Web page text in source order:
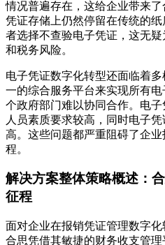
情况普遍存在，这给企业带来
凭证存储上仍然停留在传统的
者选择不查验电子凭证，这无
和税务风险。
电子凭证数字化转型还面临着
一的综合服务平台来实现所有
个政府部门难以协同合作。电
人员素质要求较高，同时电子
高。这些问题都严重阻碍了企
程。
解决方案整体策略概述：
征程
面对企业在报销凭证管理数字化
合思凭借其敏捷的财务收支管理